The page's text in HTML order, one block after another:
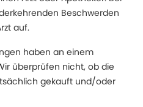
Beschwerden
auf.
haben an einem
überprüfen nicht, ob die
gekauft und/oder